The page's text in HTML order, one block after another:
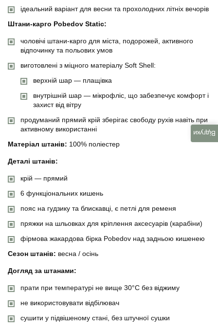
ідеальний варіант для весни та прохолодних літніх вечорів
Штани-карго Pobedov Static:
чоловічі штани-карго для міста, подорожей, активного
відпочинку та польових умов
виготовлені з міцного матеріалу Soft Shell:
верхній шар — плащівка
внутрішній шар — мікрофліс, що забезпечує комфорт і
захист від вітру
продуманий прямий крій зберігає свободу рухів навіть при
активному використанні
Матеріал штанів: 100% поліестер
Деталі штанів:
крій — прямий
6 функціональних кишень
пояс на гудзику та блискавці, є петлі для ременя
пряжки на шльовках для кріплення аксесуарів (карабіни)
фірмова жакардова бірка Pobedov над задньою кишенею
Сезон штанів: весна / осінь
Догляд за штанами:
прати при температурі не вище 30°C без віджиму
не використовувати відбілювач
сушити у підвішеному стані, без штучної сушки
Відгуки